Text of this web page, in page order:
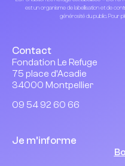
est un organisme de labellisation et de
générosité du public. Pour
Contact
Fondation Le Refuge
75 place d’Acadie
34000 Montpellier
09 54 92 60 66
Je m’informe